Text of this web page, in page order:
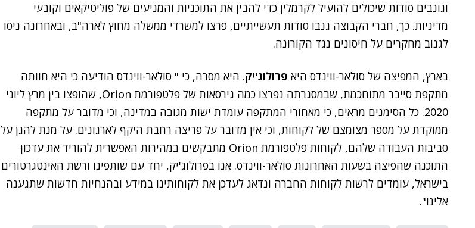
וגונבים סודות שיכולים להועיל לקרמלין כדי להבין את התוכניות והמניעים של פוליטיקאים וקובעי
מדיניות. כך, חברי הקבוצה גנבו סודות תעשייתיים, פרצו למשרדי ממשלה מחוץ לארה"ב, ובאחרונה ניסו
לגנוב מחקרים על חיסונים נגד הקורונה.
בארץ, המפיצה של סולאר-ווינדס היא פרולוג'יק. היא מסרה, כי " סולאר-ווינדס הודיעה כי היא חוותה
מתקפת סייבר מתוחכמת, שבמסגרתה נפרצו כמה גירסאות של פלטפורמת Orion, שהופצו בין מרץ ליוני
2020. כל הסימנים מראים, כי מאחורי המתקפה עומדת ישות מגובה במדינה, וכי מדובר על מתקפה
ממוקדת על מספר מצומצם של לקוחות, וכי אין מדובר על פריצה רחבת היקף לארגונים. על מנת להגן על
סביבות העבודה שלהם, לקוחות פלטפורמת Orion מתבקשים במהירות האפשרית להוריד את עדכון
התוכנה שהפיצה בשעות האחרונות סולאר-ווינדס. אנו בפרולוג'יק, יחד עם שותפינו ורשת האינטגרטורים
בישראל, עומדים לרשות לקוחות החברה ונדאג לעדכן את לקוחותינו במידע ובהנחיות חדשות שתגענה
אלינו".